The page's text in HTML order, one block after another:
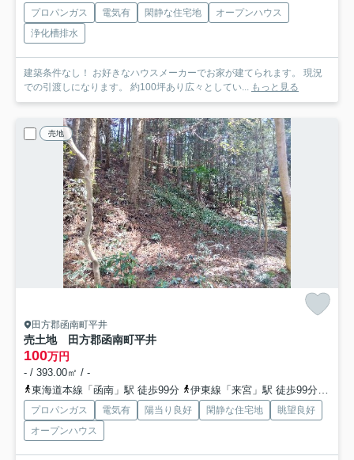
プロパンガス 電気有 閑静な住宅地
オープンハウス
浄化槽排水
建築条件なし！ お好きなハウスメーカーでお家が建てられます。 現況
での引渡しになります。 約100坪あり広々としてい... もっと見る
売地
田方郡函南町平井
売土地 田方郡函南町平井
100万円
- / 393.00㎡ / -
東海道本線「函南」駅 徒歩99分
伊東線「来宮」駅 徒歩99分
プロパンガス 電気有 陽当り良好 閑静な住宅地
眺望良好
オープンハウス